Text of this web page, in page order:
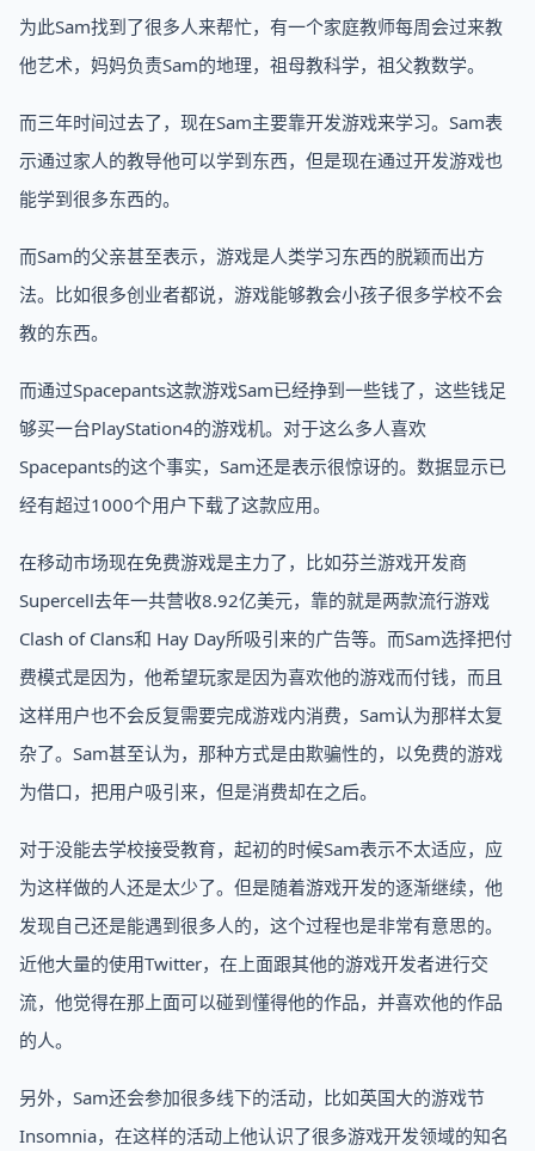
为此Sam找到了很多人来帮忙，有一个家庭教师每周会过来教
他艺术，妈妈负责Sam的地理，祖母教科学，祖父教数学。
而三年时间过去了，现在Sam主要靠开发游戏来学习。Sam表
示通过家人的教导他可以学到东西，但是现在通过开发游戏也
能学到很多东西的。
而Sam的父亲甚至表示，游戏是人类学习东西的脱颖而出方
法。比如很多创业者都说，游戏能够教会小孩子很多学校不会
教的东西。
而通过Spacepants这款游戏Sam已经挣到一些钱了，这些钱足
够买一台PlayStation4的游戏机。对于这么多人喜欢
Spacepants的这个事实，Sam还是表示很惊讶的。数据显示已
经有超过1000个用户下载了这款应用。
在移动市场现在免费游戏是主力了，比如芬兰游戏开发商
Supercell去年一共营收8.92亿美元，靠的就是两款流行游戏
Clash of Clans和 Hay Day所吸引来的广告等。而Sam选择把付
费模式是因为，他希望玩家是因为喜欢他的游戏而付钱，而且
这样用户也不会反复需要完成游戏内消费，Sam认为那样太复
杂了。Sam甚至认为，那种方式是由欺骗性的，以免费的游戏
为借口，把用户吸引来，但是消费却在之后。
对于没能去学校接受教育，起初的时候Sam表示不太适应，应
为这样做的人还是太少了。但是随着游戏开发的逐渐继续，他
发现自己还是能遇到很多人的，这个过程也是非常有意思的。
近他大量的使用Twitter，在上面跟其他的游戏开发者进行交
流，他觉得在那上面可以碰到懂得他的作品，并喜欢他的作品
的人。
另外，Sam还会参加很多线下的活动，比如英国大的游戏节
Insomnia，在这样的活动上他认识了很多游戏开发领域的知名